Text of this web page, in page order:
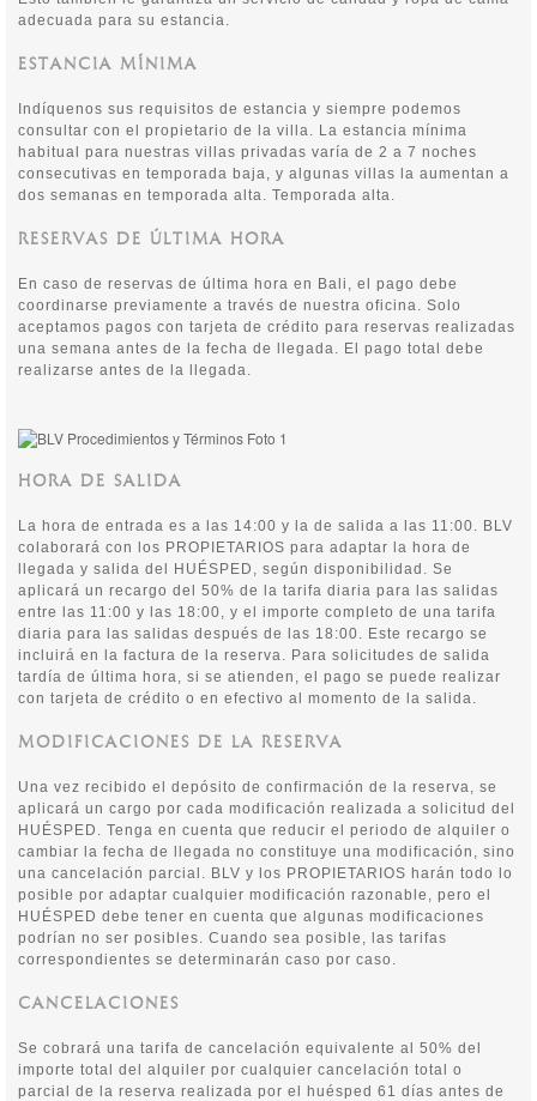
adecuada para su estancia.
ESTANCIA MÍNIMA
Indíquenos sus requisitos de estancia y siempre podemos
consultar con el propietario de la villa. La estancia mínima
habitual para nuestras villas privadas varía de 2 a 7 noches
consecutivas en temporada baja, y algunas villas la aumentan a
dos semanas en temporada alta. Temporada alta.
RESERVAS DE ÚLTIMA HORA
En caso de reservas de última hora en Bali, el pago debe
coordinarse previamente a través de nuestra oficina. Solo
aceptamos pagos con tarjeta de crédito para reservas realizadas
una semana antes de la fecha de llegada. El pago total debe
realizarse antes de la llegada.
HORA DE SALIDA
La hora de entrada es a las 14:00 y la de salida a las 11:00. BLV
colaborará con los PROPIETARIOS para adaptar la hora de
llegada y salida del HUÉSPED, según disponibilidad. Se
aplicará un recargo del 50% de la tarifa diaria para las salidas
entre las 11:00 y las 18:00, y el importe completo de una tarifa
diaria para las salidas después de las 18:00. Este recargo se
incluirá en la factura de la reserva. Para solicitudes de salida
tardía de última hora, si se atienden, el pago se puede realizar
con tarjeta de crédito o en efectivo al momento de la salida.
MODIFICACIONES DE LA RESERVA
Una vez recibido el depósito de confirmación de la reserva, se
aplicará un cargo por cada modificación realizada a solicitud del
HUÉSPED. Tenga en cuenta que reducir el periodo de alquiler o
cambiar la fecha de llegada no constituye una modificación, sino
una cancelación parcial. BLV y los PROPIETARIOS harán todo lo
posible por adaptar cualquier modificación razonable, pero el
HUÉSPED debe tener en cuenta que algunas modificaciones
podrían no ser posibles. Cuando sea posible, las tarifas
correspondientes se determinarán caso por caso.
CANCELACIONES
Se cobrará una tarifa de cancelación equivalente al 50% del
importe total del alquiler por cualquier cancelación total o
parcial de la reserva realizada por el huésped 61 días antes de